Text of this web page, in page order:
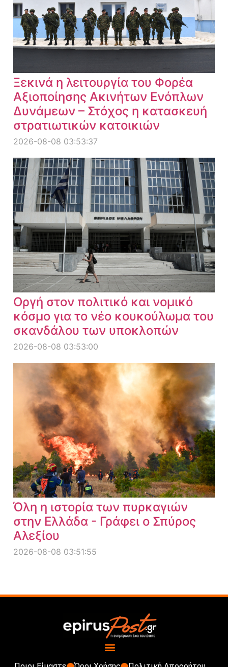
Ξεκινά η λειτουργία του Φορέα
Αξιοποίησης Ακινήτων Ενόπλων
Δυνάμεων – Στόχος η κατασκευή
στρατιωτικών κατοικιών
2026-08-08 03:53:37
Οργή στον πολιτικό και νομικό
κόσμο για το νέο κουκούλωμα του
σκανδάλου των υποκλοπών
2026-08-08 03:53:00
Όλη η ιστορία των πυρκαγιών
στην Ελλάδα - Γράφει ο Σπύρος
Αλεξίου
2026-08-08 03:51:55